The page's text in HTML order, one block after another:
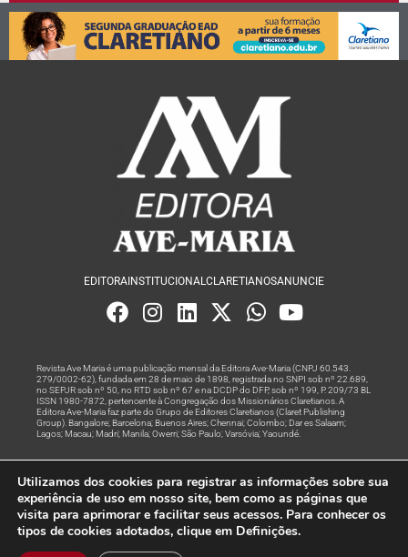
EDITORA INSTITUCIONALCLARETIANOSANUNCIE
Revista Ave Maria é uma publicação mensal da Editora Ave-Maria (CNPJ 60.543.
279/0002-62), fundada em 28 de maio de 1898, registrada no SNPI sob nº 22.689,
no SEPJR sob nº 50, no RTD sob nº 67 e na DCDP do DFP, sob nº 199, P. 209/73 BL
ISSN 1980-7872, pertencente à Congregação dos Missionários Claretianos. A
Editora Ave-Maria faz parte do Grupo de Editores Claretianos (Claret Publishing
Group). Bangalore; Barcelona; Buenos Aires; Chennai; Colombo; Dar es Salaam;
Lagos; Macau; Madri; Manila; Owerri; São Paulo; Varsóvia; Yaoundé.
Rede
© Todos os Direitos Reservados
Utilizamos dos cookies para registrar as informações sobre sua
experiência de uso em nosso site, bem como as páginas que
visita para aprimorar e facilitar seus acessos. Para conhecer os
tipos de cookies adotados, clique em Definições.